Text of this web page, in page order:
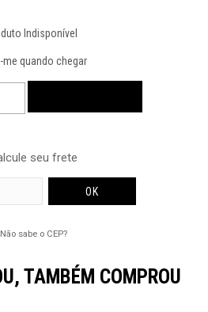
Indisponível
me quando chegar
seu frete
Não sabe o CEP?
TAMBÉM COMPROU